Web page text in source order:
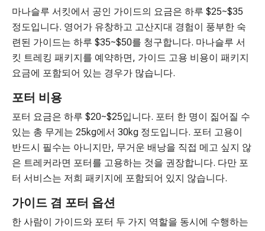
마나슬루 서킷에서 공인 가이드의 요금은 하루 $25~$35
정도입니다. 영어가 유창하고 고산지대 경험이 풍부한 숙
련된 가이드는 하루 $35~$50를 청구합니다. 마나슬루 서
킷 트레킹 패키지를 예약하면, 가이드 고용 비용이 패키지
요금에 포함되어 있는 경우가 많습니다.
포터 비용
포터 요금은 하루 $20~$25입니다. 포터 한 명이 짊어질 수
있는 총 무게는 25kg에서 30kg 정도입니다. 포터 고용이
반드시 필수는 아니지만, 무거운 배낭을 직접 메고 싶지 않
은 트레커라면 포터를 고용하는 것을 권장합니다. 다만 포
터 서비스는 저희 패키지에 포함되어 있지 않습니다.
가이드 겸 포터 옵션
한 사람이 가이드와 포터 두 가지 역할을 동시에 수행하는